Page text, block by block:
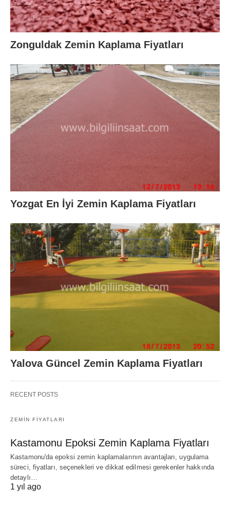
Zonguldak Zemin Kaplama Fiyatları
Yozgat En İyi Zemin Kaplama Fiyatları
Yalova Güncel Zemin Kaplama Fiyatları
RECENT POSTS
ZEMIN FIYATLARI
Kastamonu Epoksi Zemin Kaplama Fiyatları
Kastamonu'da epoksi zemin kaplamalarının avantajları, uygulama
süreci, fiyatları, seçenekleri ve dikkat edilmesi gerekenler hakkında
detaylı…
1 yıl ago